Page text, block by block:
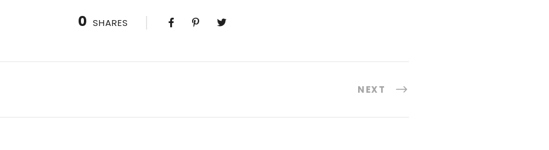
0 SHARES
NEXT